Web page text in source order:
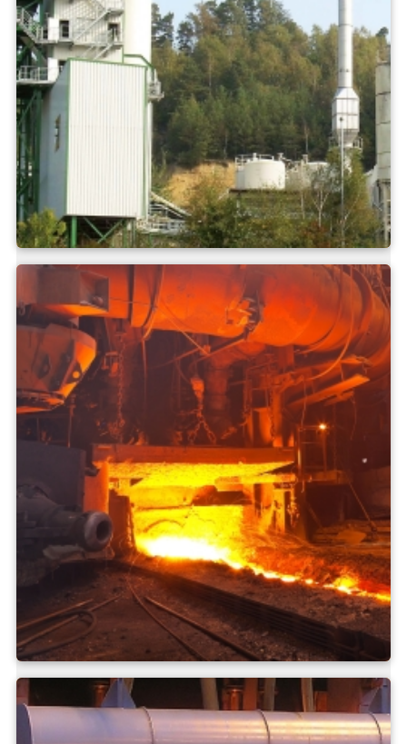
Materiali da costruzione
Fonderia